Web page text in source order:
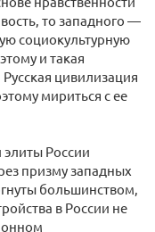
то западного ―
социокультурную
и такая
цивилизация
мириться с ее
России
призму западных
большинством,
в России не